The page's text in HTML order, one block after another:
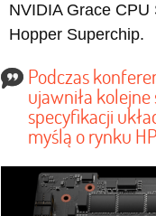
NVIDIA Grace
Hopper Superchip.
Podczas
ujawniła kolejne
specyfikacji
myślą o rynku